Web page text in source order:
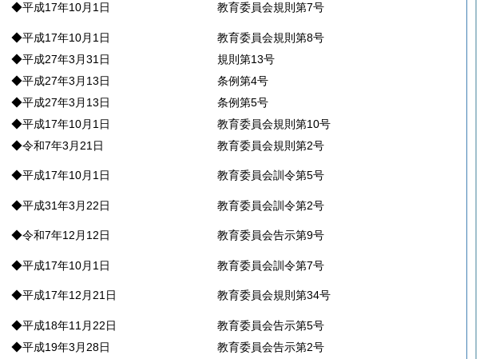
◆平成17年10月1日 教育委員会規則第7号
◆平成17年10月1日
教育委員会規則第8号
◆平成27年3月31日
規則第13号
◆平成27年3月13日
条例第4号
◆平成27年3月13日
条例第5号
◆平成17年10月1日
教育委員会規則第10号
◆令和7年3月21日
教育委員会規則第2号
◆平成17年10月1日 教育委員会訓令第5号
◆平成31年3月22日
教育委員会訓令第2号
◆令和7年12月12日 教育委員会告示第9号
◆平成17年10月1日
教育委員会訓令第7号
◆平成17年12月21日 教育委員会規則第34号
◆平成18年11月22日
教育委員会告示第5号
◆平成19年3月28日 教育委員会告示第2号